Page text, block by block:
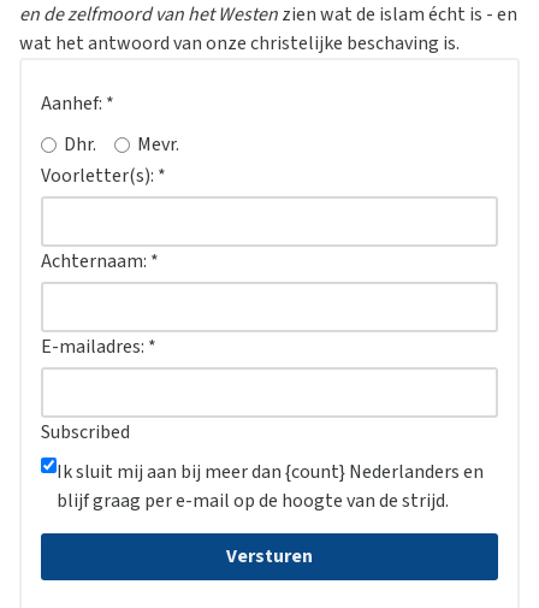
en de zelfmoord van het Westenzien wat de islam écht is - en
wat het antwoord van onze christelijke beschaving is.
Aanhef: *
Dhr.
Mevr.
Voorletter(s): *
Achternaam: *
E-mailadres: *
Subscribed
Ik sluit mij aan bij meer dan {count} Nederlanders en
blijf graag per e-mail op de hoogte van de strijd.
Versturen